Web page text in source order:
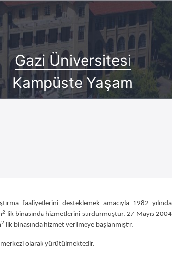
Gazi Üniversitesi
Kampüste Yaşam
faaliyetlerini desteklemek amacıyla 1982 yılında
2 lik binasında hizmetlerini sürdürmüştür. 27 Mayıs 2004
2 lik binasında hizmet verilmeye başlanmıştır.
merkezi olarak yürütülmektedir.